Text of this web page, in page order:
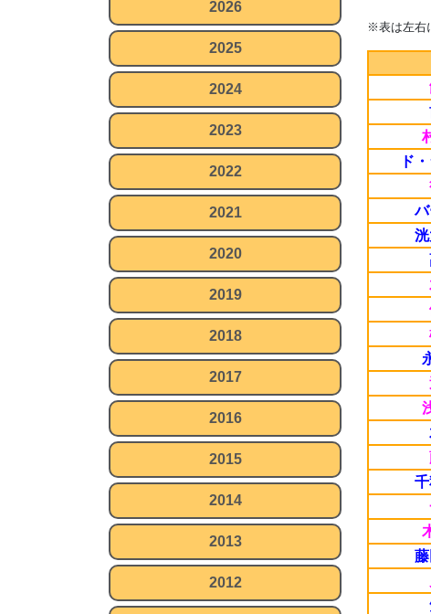
※表は左右
ド
2026
2025
2024
2023
2022
2021
2020
2019
2018
2017
2016
2015
2014
2013
2012